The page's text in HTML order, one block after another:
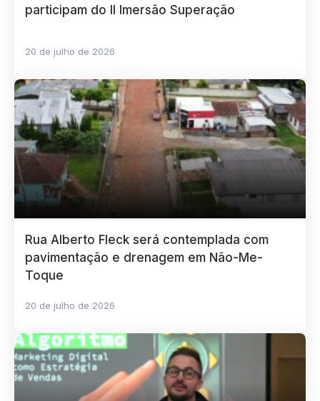
participam do II Imersão Superação
20 de julho de 2026
Rua Alberto Fleck será contemplada com
pavimentação e drenagem em Não-Me-
Toque
20 de julho de 2026